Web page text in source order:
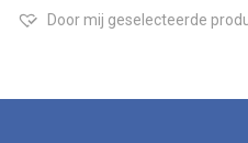
Door mij geselecteerde